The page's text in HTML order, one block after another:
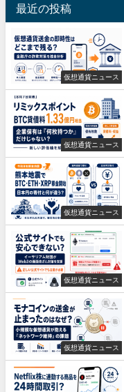
最近の投稿
仮想通貨ニュース
仮想通貨ニュース
仮想通貨ニュース
仮想通貨ニュース
仮想通貨ニュース